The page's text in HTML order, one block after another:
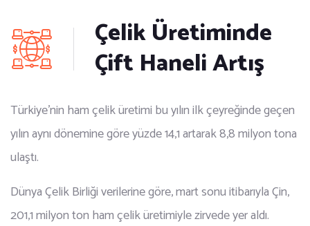
Çelik Üretiminde
Çift Haneli Artış
Türkiye’nin ham çelik üretimi bu yılın ilk çeyreğinde geçen
yılın aynı dönemine göre yüzde 14,1 artarak 8,8 milyon tona
ulaştı.
Dünya Çelik Birliği verilerine göre, mart sonu itibarıyla Çin,
201,1 milyon ton ham çelik üretimiyle zirvede yer aldı.